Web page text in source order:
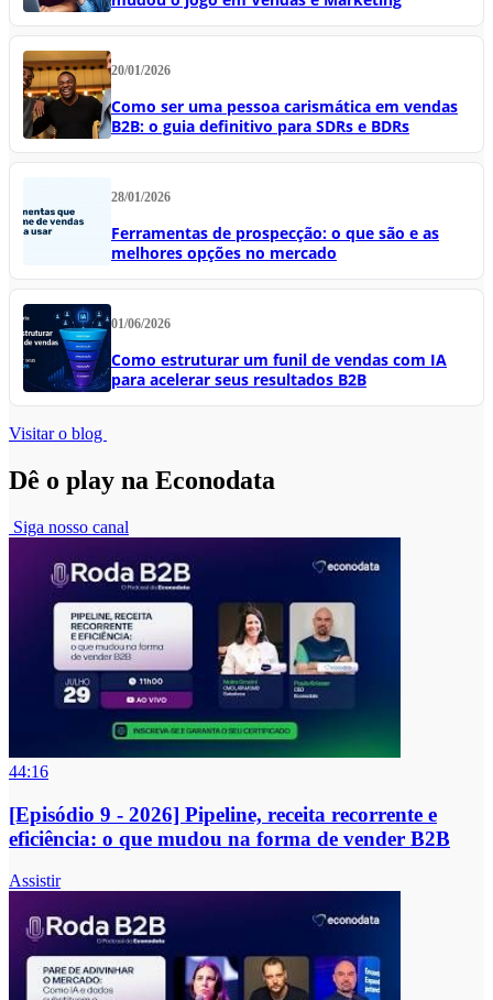
20/01/2026
Como ser uma pessoa carismática em vendas
B2B: o guia definitivo para SDRs e BDRs
28/01/2026
Ferramentas de prospecção: o que são e as
melhores opções no mercado
01/06/2026
Como estruturar um funil de vendas com IA
para acelerar seus resultados B2B
Visitar o blog
Dê o play na Econodata
Siga nosso canal
44:16
[Episódio 9 - 2026] Pipeline, receita recorrente e
eficiência: o que mudou na forma de vender B2B
Assistir